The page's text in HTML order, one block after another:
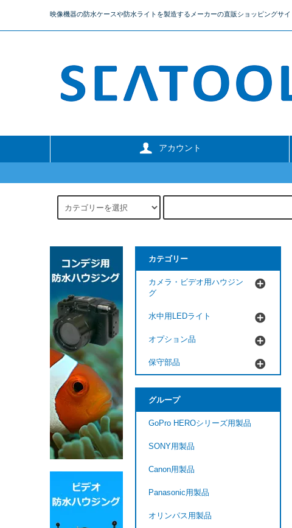
映像機器の防水ケースや防水ライトを製造するメーカーの直販ショッピングサ
アカウント
カテゴリー
カメラ・ビデオ用ハウジン
グ
水中用LEDライト
オプション品
保守部品
グループ
GoPro HEROシリーズ用製品
SONY用製品
Canon用製品
Panasonic用製品
オリンパス用製品